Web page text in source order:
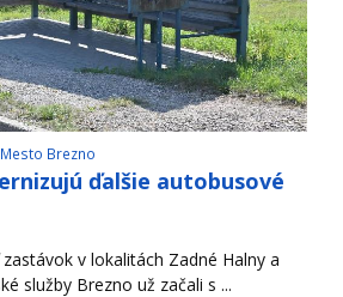
Mesto Brezno
ďalšie autobusové
v lokalitách Zadné Halny a
služby Brezno už začali s ...